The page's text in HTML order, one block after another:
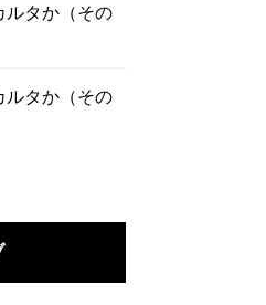
ルタか（その
ルタか（その